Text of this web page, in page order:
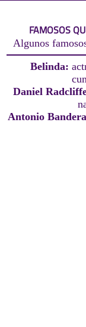
FAMOSOS
Algunos
Belinda:
Daniel
Antonio